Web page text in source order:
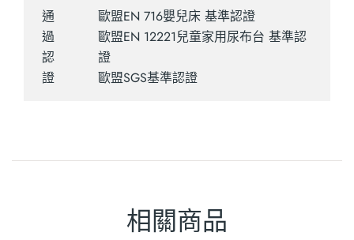
通
過
認
證
歐盟EN 716嬰兒床 基準認證
歐盟EN 12221兒童家用尿布台 基準認
證
歐盟SGS基準認證
相關商品